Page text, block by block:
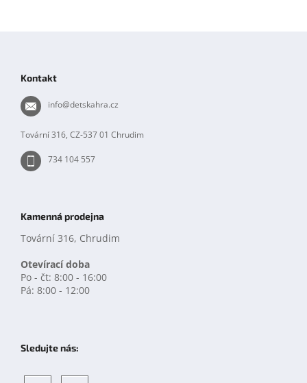
Kontakt
info@detskahra.cz
Tovární 316, CZ-537 01 Chrudim
734 104 557
Kamenná prodejna
Tovární 316, Chrudim
Otevírací doba
Po - čt: 8:00 - 16:00
Pá: 8:00 - 12:00
Sledujte nás: